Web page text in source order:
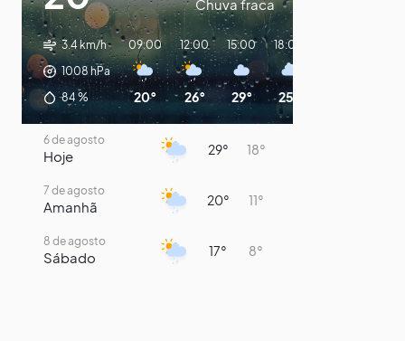
Chuva fraca
3.4 km/h
1008 hPa
84 %
09:00
20°
12:00
26°
15:00
29°
18:00
25°
6 de agosto
Hoje 29° 18°
7 de agosto
Amanhã 20° 11°
8 de agosto
Sábado 17° 8°